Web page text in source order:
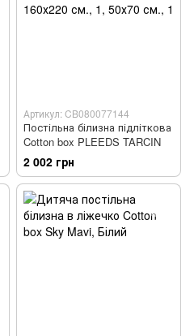
Артикул: CB080077144
Постільна білизна підліткова
Cotton box PLEEDS TARCIN
2 002 грн